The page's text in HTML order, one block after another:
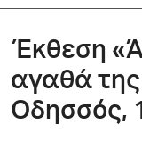
Έκθεση
αγαθά της
Οδησσός,